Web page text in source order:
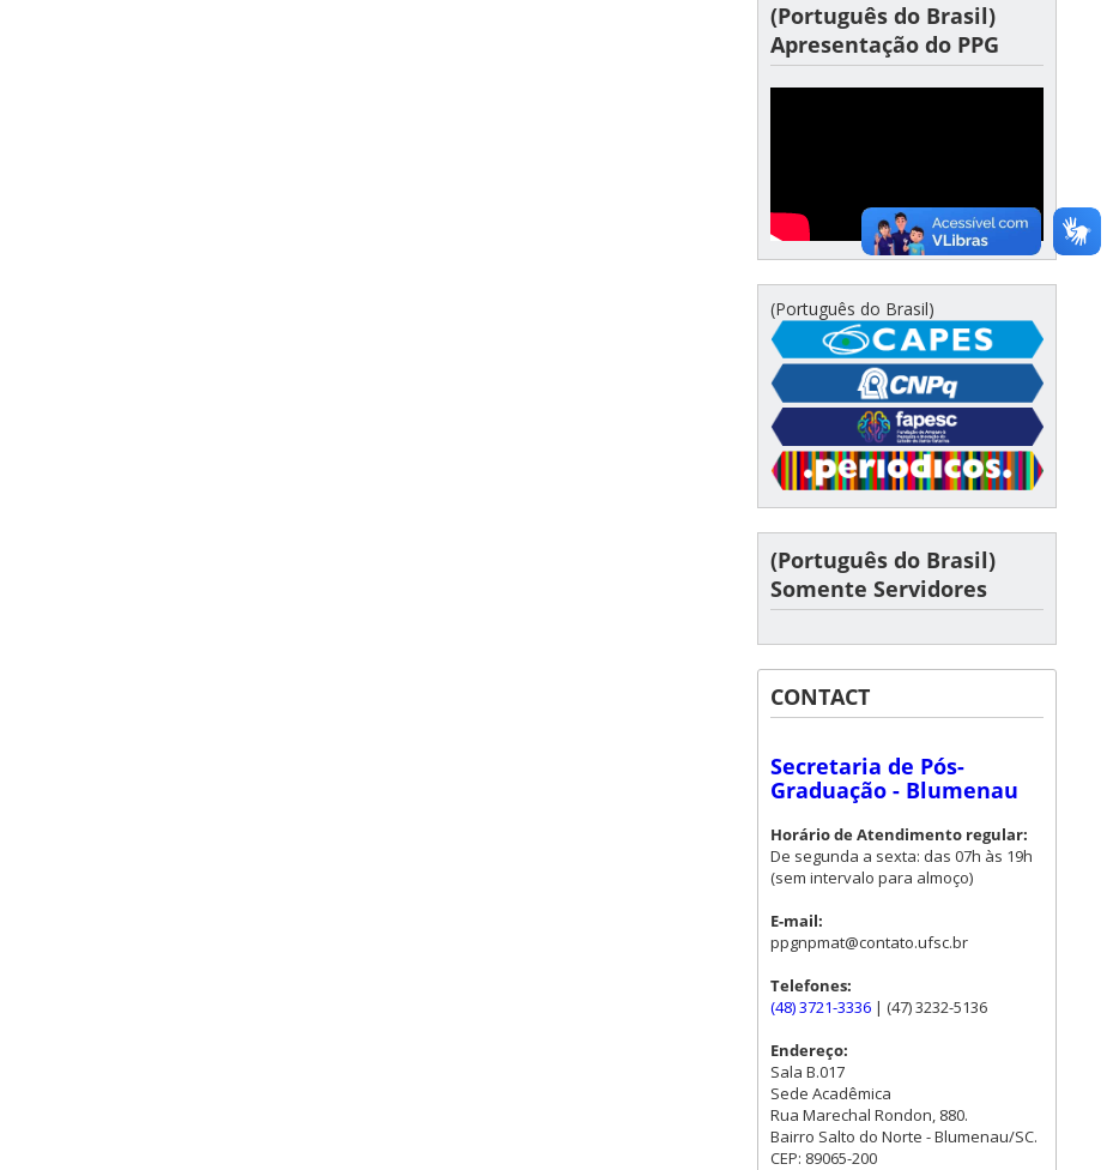
(Português do Brasil)
Apresentação do PPG
(Português do Brasil)
(Português do Brasil)
Somente Servidores
CONTACT
Secretaria de Pós-
Graduação - Blumenau
Horário de Atendimento regular:
De segunda a sexta: das 07h às 19h
(sem intervalo para almoço)
E-mail:
ppgnpmat@contato.ufsc.br
Telefones:
(48) 3721-3336 | (47) 3232-5136
Endereço:
Sala B.017
Sede Acadêmica
Rua Marechal Rondon, 880.
Bairro Salto do Norte - Blumenau/SC.
CEP: 89065-200